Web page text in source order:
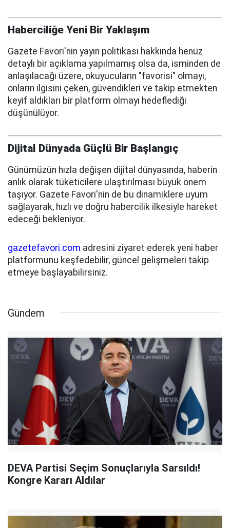
Haberciliğe Yeni Bir Yaklaşım
Gazete Favori'nin yayın politikası hakkında henüz
detaylı bir açıklama yapılmamış olsa da, isminden de
anlaşılacağı üzere, okuyucuların "favorisi" olmayı,
onların ilgisini çeken, güvendikleri ve takip etmekten
keyif aldıkları bir platform olmayı hedeflediği
düşünülüyor.
Dijital Dünyada Güçlü Bir Başlangıç
Günümüzün hızla değişen dijital dünyasında, haberin
anlık olarak tüketicilere ulaştırılması büyük önem
taşıyor. Gazete Favori'nin de bu dinamiklere uyum
sağlayarak, hızlı ve doğru habercilik ilkesiyle hareket
edeceği bekleniyor.
gazetefavori.com adresini ziyaret ederek yeni haber
platformunu keşfedebilir, güncel gelişmeleri takip
etmeye başlayabilirsiniz.
Gündem
DEVA Partisi Seçim Sonuçlarıyla Sarsıldı!
Kongre Kararı Aldılar